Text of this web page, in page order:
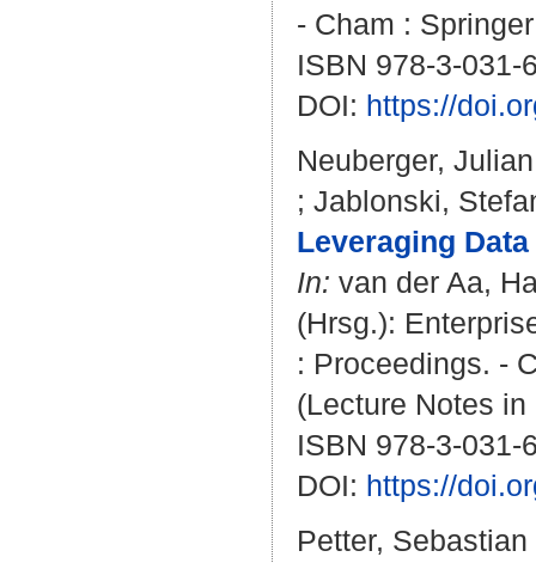
- Cham :
ISBN 978-3-031-
DOI: https://
Neuberger, Julian
; Jablonski,
Leveraging
In: van der Aa,
(Hrsg.):
: Proceedings. -
(Lecture Notes
ISBN 978-3-031-
DOI: https://
Petter, Sebastian